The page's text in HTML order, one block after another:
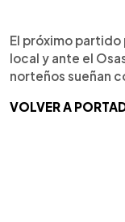
El próximo partido
local y ante el
norteños sueñan
VOLVER A